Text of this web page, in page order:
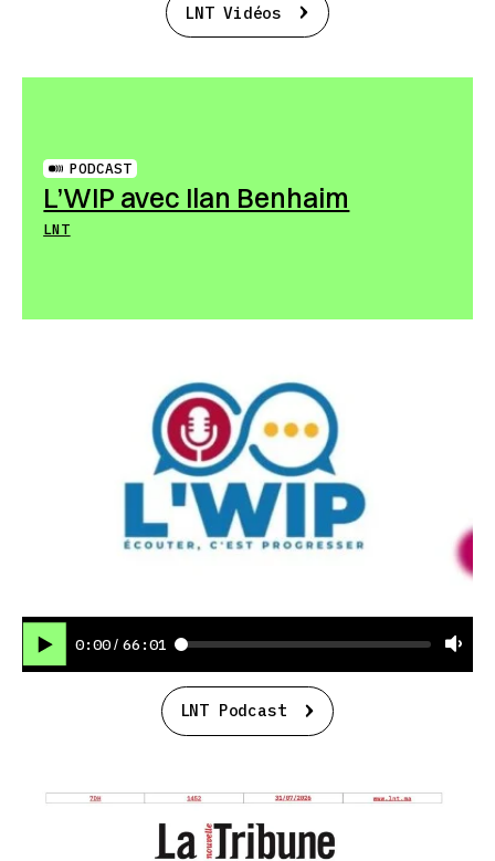
LNT Vidéos
PODCAST
L’WIP avec Ilan Benhaim
LNT
0:00 / 66:01
LNT Podcast